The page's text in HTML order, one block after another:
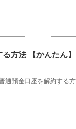
方法 【かんたん】
通預金口座を解約する方